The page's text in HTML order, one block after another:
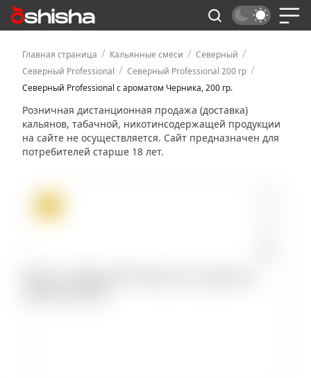
Главная страница / Кальянные смеси / Северный /
Северный Professional / Северный Professional 200 гр /
Северный Professional с ароматом Черника, 200 гр.
Розничная дистанционная продажа (доставка)
кальянов, табачной, никотинсодержащей продукции
на сайте не осуществляется. Сайт предназначен для
потребителей старше 18 лет.